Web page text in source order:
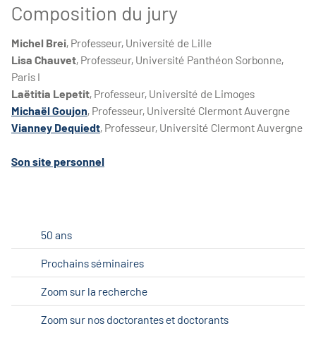
Composition du jury
Michel Brei, Professeur, Université de Lille
Lisa Chauvet, Professeur, Université Panthéon Sorbonne,
Paris I
Laëtitia Lepetit, Professeur, Université de Limoges
Michaël Goujon, Professeur, Université Clermont Auvergne
Vianney Dequiedt, Professeur, Université Clermont Auvergne
Son site personnel
50 ans
Prochains séminaires
Zoom sur la recherche
Zoom sur nos doctorantes et doctorants